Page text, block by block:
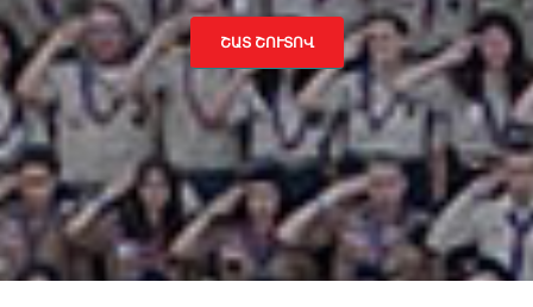
ՇԱՏ ՇՈՒՏՈՎ